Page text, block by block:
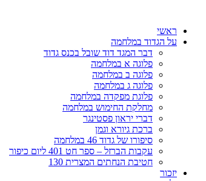
ראשי
על הגדוד במלחמה
דבר המגד דוד שובל בכנס גדוד
פלוגה א במלחמה
פלוגה ב במלחמה
פלוגה ג במלחמה
פלוגת מפקדה במלחמה
מחלקת החימוש במלחמה
דברי יראון פסטינגר
ברכת גיורא וגמן
סיפורו של גדוד 46 במלחמה
עקבות הברזל – ספר חט 401 ליום כיפור
חטיבת הנחתים המצרית 130
יזכור